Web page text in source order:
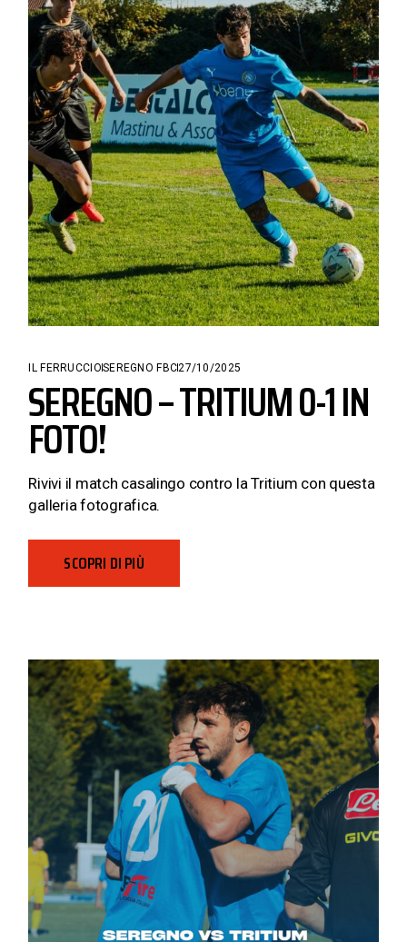
IL FERRUCCIOSEREGNO FBC27/10/2025
SEREGNO – TRITIUM 0-1 IN
FOTO!
Rivivi il match casalingo contro la Tritium con questa
galleria fotografica.
SCOPRI DI PIÙ